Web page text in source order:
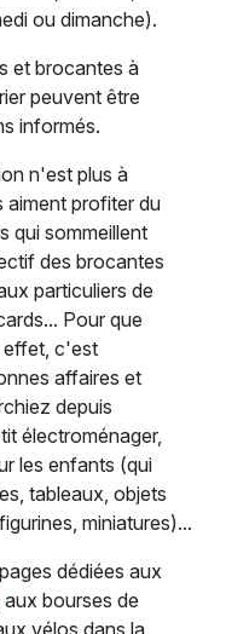
ou dimanche).
et brocantes à
peuvent être
informés.
n'est plus à
aiment profiter du
qui sommeillent
des brocantes
particuliers de
Pour que
effet, c'est
affaires et
depuis
électroménager,
les enfants (qui
tableaux, objets
miniatures)...
dédiées aux
aux bourses de
vélos dans la